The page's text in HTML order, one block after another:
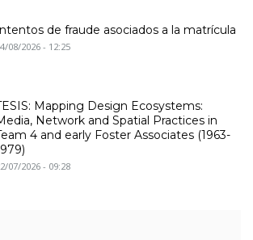
Intentos de fraude asociados a la matrícula
08/2026 - 12:25
Mapping Design Ecosystems:
Network and Spatial Practices in
4 and early Foster Associates (1963-
07/2026 - 09:28